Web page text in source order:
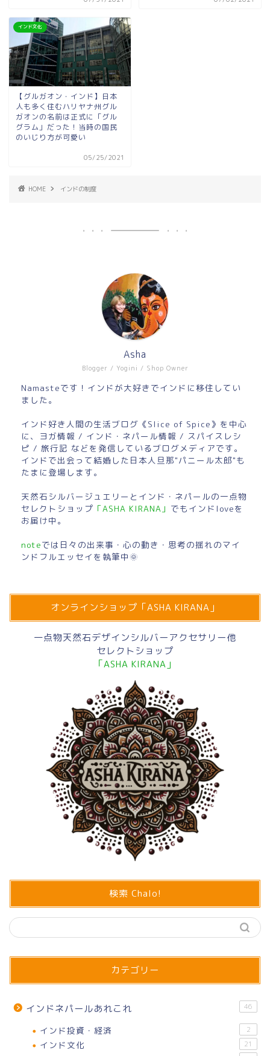
インド文化
【グルガオン・インド】日本
人も多く住むハリヤナ州グル
ガオンの名前は正式に「グル
グラム」だった！当時の国民
のいじり方が可愛い
05/25/2021
HOME インドの制度
Blogger / Yogini / Shop Owner
Asha
Namasteです！インドが大好きでインドに移住してい
ました。
インド好き人間の生活ブログ《Slice of Spice》を中心
に、ヨガ情報 / インド・ネパール情報 / スパイスレシ
ピ / 旅行記 などを発信しているブログメディアです。
インドで出会って結婚した日本人旦那"パニール太郎"も
たまに登場します。
天然石シルバージュエリーとインド・ネパールの一点物
セレクトショップ 「ASHA KIRANA」 でもインドloveを
お届け中。
noteでは日々の出来事・心の動き・思考の揺れのマイ
ンドフルエッセイを執筆中🌞
オンラインショップ「ASHA KIRANA」
一点物天然石デザインシルバーアクセサリー他
セレクトショップ
「ASHA KIRANA」
検索 Chalo!
カテゴリー
インドネパールあれこれ 46
インド投資・経済 2
インド文化 21